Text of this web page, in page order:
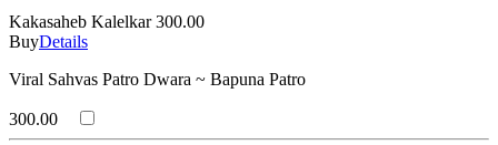
Kakasaheb Kalelkar 300.00
BuyDetails
Viral Sahvas Patro Dwara ~ Bapuna Patro
300.00